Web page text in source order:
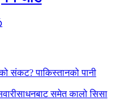
संकट? पाकिस्तानको पानी
समेत कालो सिसा